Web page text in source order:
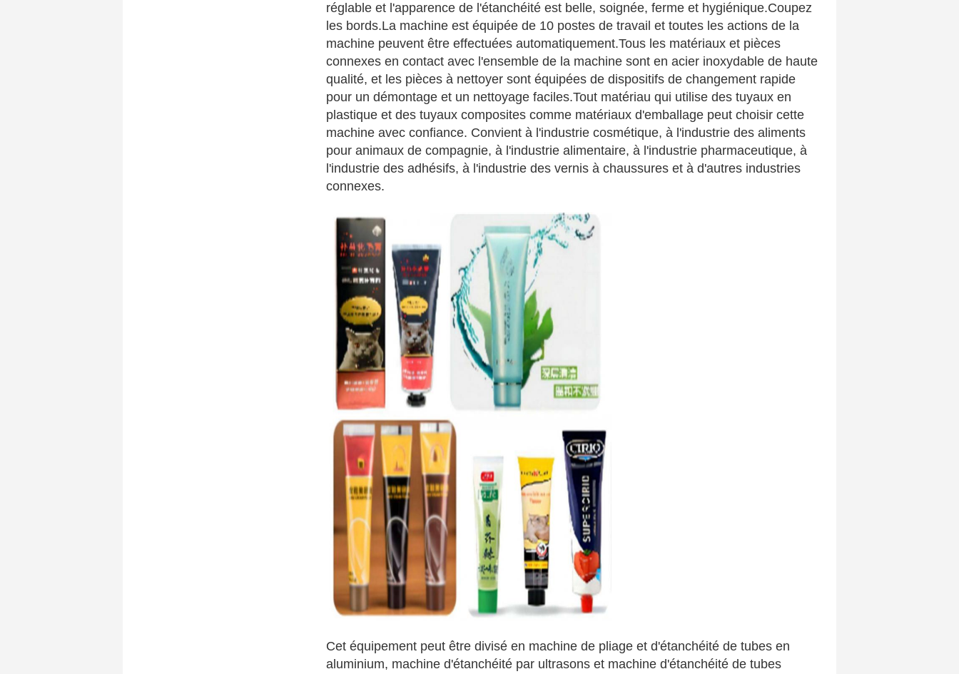
réglable et l'apparence de l'étanchéité est belle, soignée, ferme et hygiénique.Coupez
les bords.La machine est équipée de 10 postes de travail et toutes les actions de la
machine peuvent être effectuées automatiquement.Tous les matériaux et pièces
connexes en contact avec l'ensemble de la machine sont en acier inoxydable de haute
qualité, et les pièces à nettoyer sont équipées de dispositifs de changement rapide
pour un démontage et un nettoyage faciles.Tout matériau qui utilise des tuyaux en
plastique et des tuyaux composites comme matériaux d'emballage peut choisir cette
machine avec confiance. Convient à l'industrie cosmétique, à l'industrie des aliments
pour animaux de compagnie, à l'industrie alimentaire, à l'industrie pharmaceutique, à
l'industrie des adhésifs, à l'industrie des vernis à chaussures et à d'autres industries
connexes.
Cet équipement peut être divisé en machine de pliage et d'étanchéité de tubes en
aluminium, machine d'étanchéité par ultrasons et machine d'étanchéité de tubes